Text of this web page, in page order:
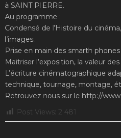
à SAINT PIERRE.
Au programme :
Condensé de l’Histoire du
l’images.
Prise en main des smarth
Maitriser l’exposition, la valeur
L’écriture cinématographique
technique, tournage, montage,
Retrouvez nous sur le http://
Post Views: 2 481